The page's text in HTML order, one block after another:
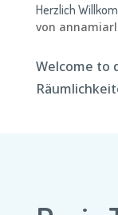
Herzlich
von annamiarl
Welcome to